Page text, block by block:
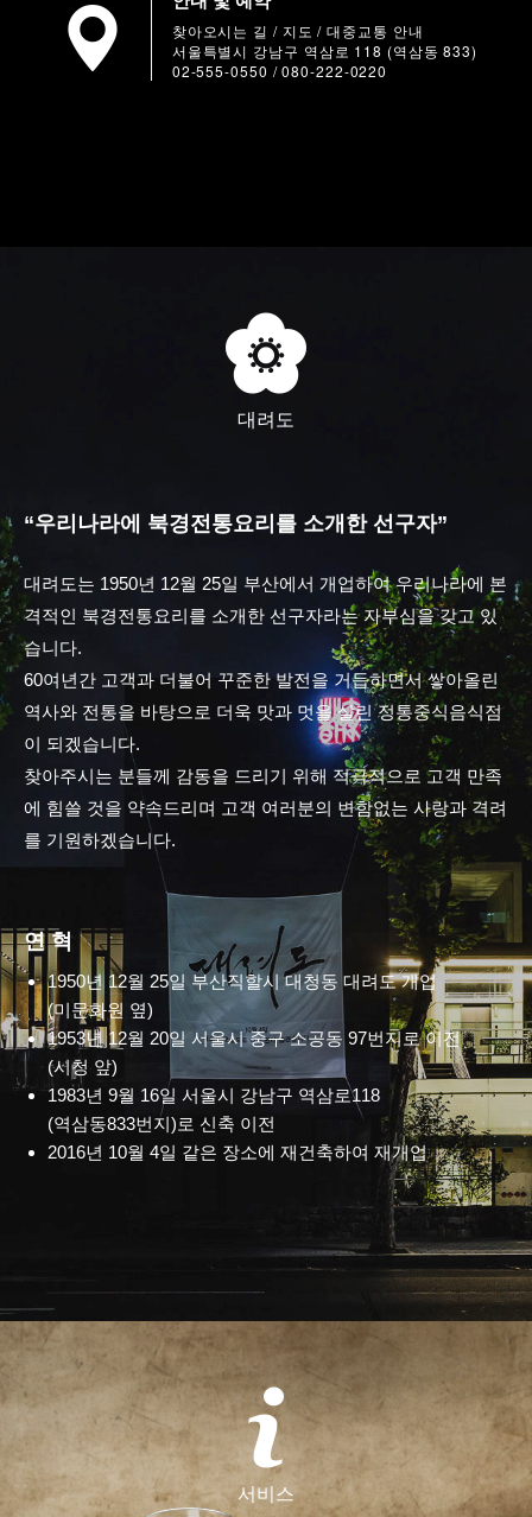
찾아오시는 길 / 지도 / 대중교통 안내
서울특별시 강남구 역삼로 118 (역삼동 833)
02-555-0550 / 080-222-0220
대려도
“우리나라에 북경전통요리를 소개한 선구자”
대려도는 1950년 12월 25일 부산에서 개업하여 우리나라에 본
격적인 북경전통요리를 소개한 선구자라는 자부심을 갖고 있
습니다.
60여년간 고객과 더불어 꾸준한 발전을 거듭하면서 쌓아올린
역사와 전통을 바탕으로 더욱 맛과 멋을 살린 정통중식음식점
이 되겠습니다.
찾아주시는 분들께 감동을 드리기 위해 적극적으로 고객 만족
에 힘쓸 것을 약속드리며 고객 여러분의 변함없는 사랑과 격려
를 기원하겠습니다.
연 혁
1950년 12월 25일 부산직할시 대청동 대려도 개업
(미문화원 옆)
1953년 12월 20일 서울시 중구 소공동 97번지로 이전
(시청 앞)
1983년 9월 16일 서울시 강남구 역삼로118
(역삼동833번지)로 신축 이전
2016년 10월 4일 같은 장소에 재건축하여 재개업
서비스